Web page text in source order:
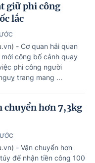
giữ phi công
lắc
- Cơ quan hải quan
mới công bố cảnh quay
phi công người
trang mang ...
chuyển hơn 7,3kg
- Vận chuyển hơn
để nhận tiền công 100